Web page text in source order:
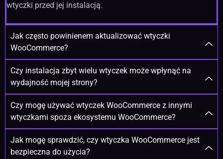
wtyczki przed jej instalacją.
Jak często powinienem aktualizować wtyczki
WooCommerce?
Czy instalacja zbyt wielu wtyczek może wpłynąć na
wydajność mojej strony?
Czy mogę używać wtyczek WooCommerce z innymi
wtyczkami spoza ekosystemu WooCommerce?
Jak mogę sprawdzić, czy wtyczka WooCommerce jest
bezpieczna do użycia?